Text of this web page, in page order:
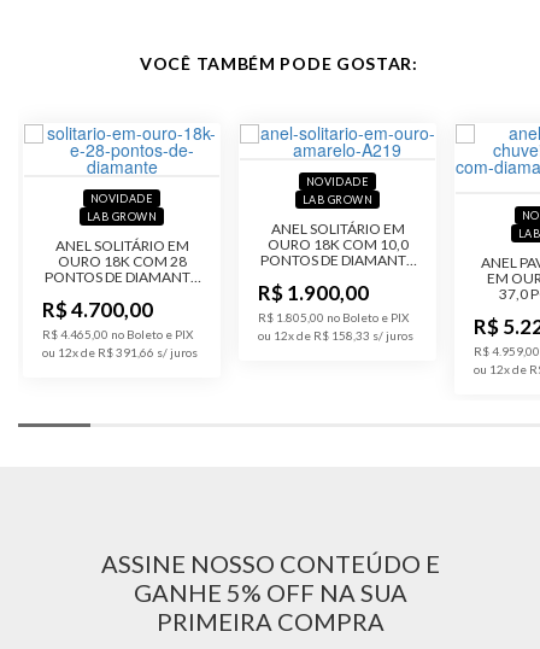
Código do
A785-10k
VOCÊ TAMBÉM PODE GOSTAR:
NOVIDADE
LAB GROWN
ANEL SOLITÁRIO EM
OURO 18K COM 28
PONTOS DE DIAMANTE
R$ 4.700,00
R$ 4.465,00 no Boleto e PIX
ou 12x de R$ 391,66
NOVIDADE
LAB GROWN
ANEL SOLITÁRIO EM
OURO 18K COM 10,0
PONTOS DE DIAMANTE
R$ 1.900,00
R$ 1.805,00 no Boleto e PIX
ou 12x de R$ 158,33
ANEL
EM
37,0
R$
R$
ou 12x de
ASSINE NOSSO CONTEÚDO E
GANHE 5% OFF NA SUA
PRIMEIRA COMPRA